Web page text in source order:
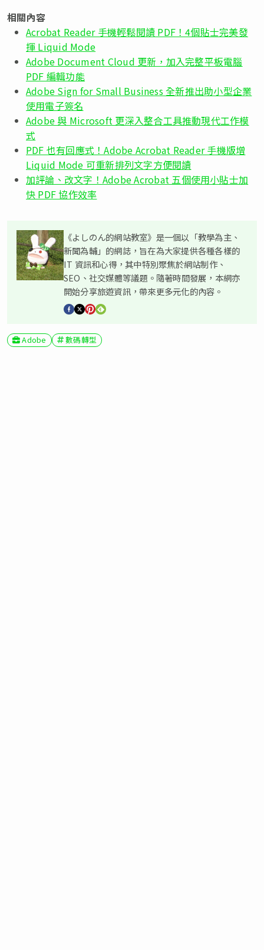
相關內容
Acrobat Reader 手機輕鬆閱讀 PDF！4個貼士完美發
揮 Liquid Mode
Adobe Document Cloud 更新，加入完整平板電腦
PDF 編輯功能
Adobe Sign for Small Business 全新推出助小型企業
使用電子簽名
Adobe 與 Microsoft 更深入整合工具推動現代工作模
式
PDF 也有回應式！Adobe Acrobat Reader 手機版增
Liquid Mode 可重新排列文字方便閱讀
加評論、改文字！Adobe Acrobat 五個使用小貼士加
快 PDF 協作效率
《よしのん的網站教室》是一個以「教學為主、
新聞為輔」的網誌，旨在為大家提供各種各樣的
IT 資訊和心得，其中特別聚焦於網站制作、
SEO、社交媒體等議題。隨著時間發展，本網亦
開始分享旅遊資訊，帶來更多元化的內容。
Adobe 數碼轉型